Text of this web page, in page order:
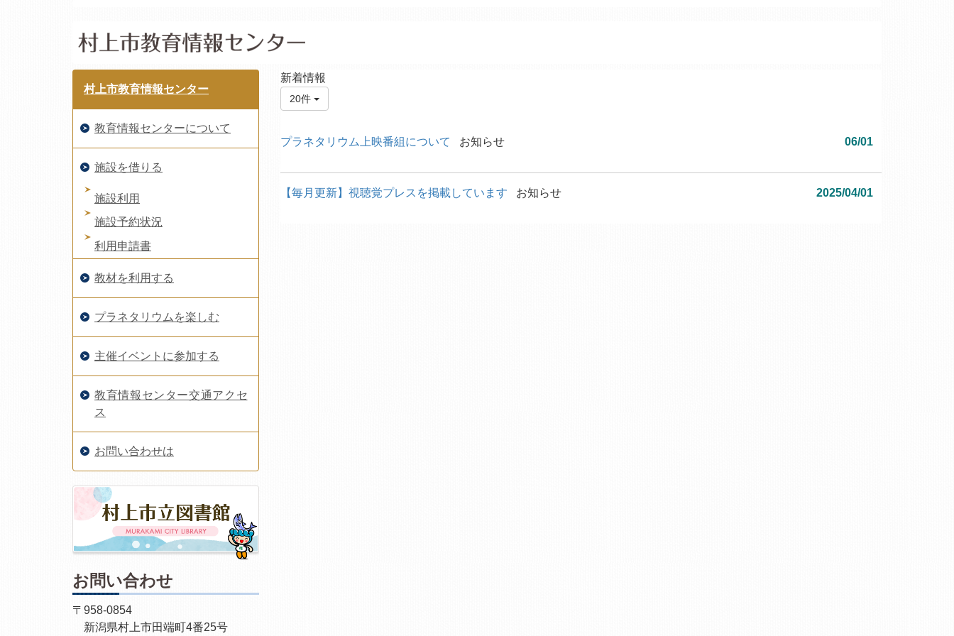
新着情報
20件
プラネタリウム上映番組について 06/01
お知らせ
【毎月更新】視聴覚プレスを掲載しています 2025/04/01
お知らせ
村上市教育情報センター
教育情報センターについて
施設を借りる
施設利用
施設予約状況
利用申請書
教材を利用する
プラネタリウムを楽しむ
主催イベントに参加する
教育情報センター交通アクセ
ス
お問い合わせは
お問い合わせ
〒958-0854
新潟県村上市田端町4番25号